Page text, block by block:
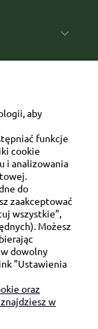
aby
funkcje
cookie
i analizowania
do
zaakceptować
wszystkie",
Możesz
dowolny
"Ustawienia
oraz
w